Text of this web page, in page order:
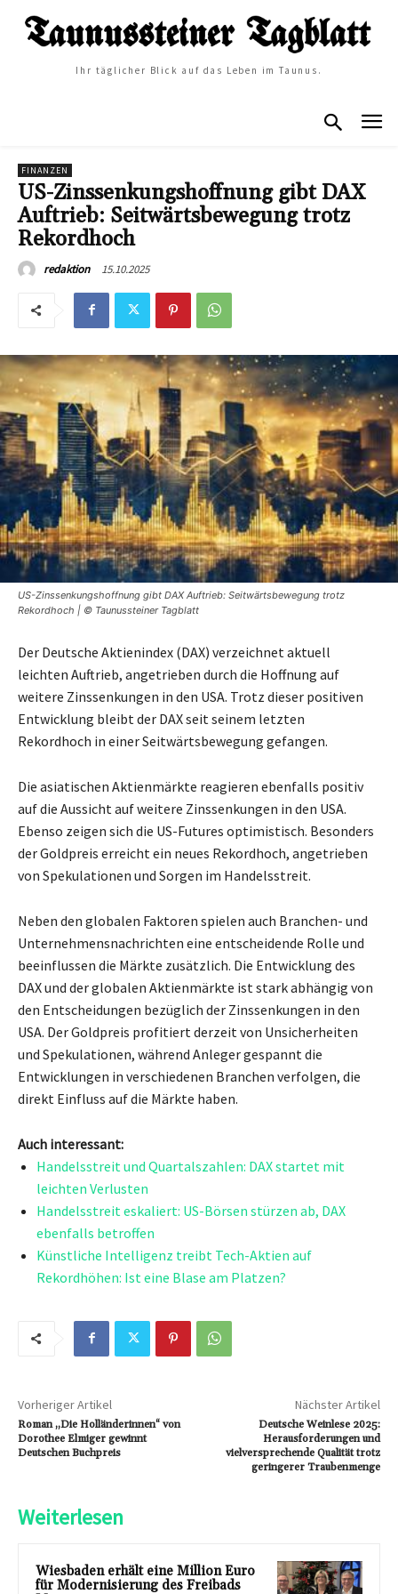
Ihr täglicher Blick auf das Leben im Taunus.
FINANZEN
US-Zinssenkungshoffnung gibt DAX
Auftrieb: Seitwärtsbewegung trotz
Rekordhoch
redaktion 15.10.2025
US-Zinssenkungshoffnung gibt DAX Auftrieb: Seitwärtsbewegung trotz
Rekordhoch | © Taunussteiner Tagblatt
Der Deutsche Aktienindex (DAX) verzeichnet aktuell
leichten Auftrieb, angetrieben durch die Hoffnung auf
weitere Zinssenkungen in den USA. Trotz dieser positiven
Entwicklung bleibt der DAX seit seinem letzten
Rekordhoch in einer Seitwärtsbewegung gefangen.
Die asiatischen Aktienmärkte reagieren ebenfalls positiv
auf die Aussicht auf weitere Zinssenkungen in den USA.
Ebenso zeigen sich die US-Futures optimistisch. Besonders
der Goldpreis erreicht ein neues Rekordhoch, angetrieben
von Spekulationen und Sorgen im Handelsstreit.
Neben den globalen Faktoren spielen auch Branchen- und
Unternehmensnachrichten eine entscheidende Rolle und
beeinflussen die Märkte zusätzlich. Die Entwicklung des
DAX und der globalen Aktienmärkte ist stark abhängig von
den Entscheidungen bezüglich der Zinssenkungen in den
USA. Der Goldpreis profitiert derzeit von Unsicherheiten
und Spekulationen, während Anleger gespannt die
Entwicklungen in verschiedenen Branchen verfolgen, die
direkt Einfluss auf die Märkte haben.
Auch interessant:
Handelsstreit und Quartalszahlen: DAX startet mit
leichten Verlusten
Handelsstreit eskaliert: US-Börsen stürzen ab, DAX
ebenfalls betroffen
Künstliche Intelligenz treibt Tech-Aktien auf
Rekordhöhen: Ist eine Blase am Platzen?
Vorheriger Artikel
Roman „Die Holländerinnen“ von
Dorothee Elmiger gewinnt
Deutschen Buchpreis
Nächster Artikel
Deutsche Weinlese 2025:
Herausforderungen und
vielversprechende Qualität trotz
geringerer Traubenmenge
Weiterlesen
Wiesbaden erhält eine Million Euro
für Modernisierung des Freibads